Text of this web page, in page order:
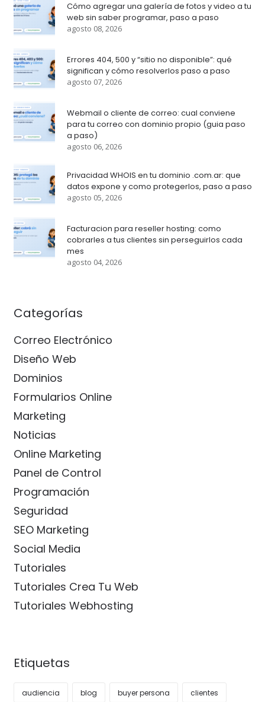
Cómo agregar una galería de fotos y video a tu
web sin saber programar, paso a paso
agosto 08, 2026
Errores 404, 500 y “sitio no disponible”: qué
significan y cómo resolverlos paso a paso
agosto 07, 2026
Webmail o cliente de correo: cual conviene
para tu correo con dominio propio (guia paso
a paso)
agosto 06, 2026
Privacidad WHOIS en tu dominio .com.ar: que
datos expone y como protegerlos, paso a paso
agosto 05, 2026
Facturacion para reseller hosting: como
cobrarles a tus clientes sin perseguirlos cada
mes
agosto 04, 2026
Categorías
Correo Electrónico
Diseño Web
Dominios
Formularios Online
Marketing
Noticias
Online Marketing
Panel de Control
Programación
Seguridad
SEO Marketing
Social Media
Tutoriales
Tutoriales Crea Tu Web
Tutoriales Webhosting
Etiquetas
audiencia blog buyer persona clientes